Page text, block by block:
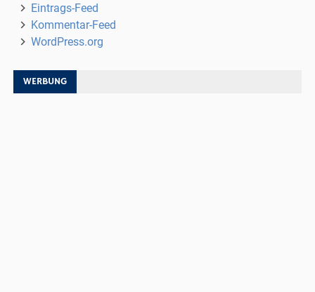
Eintrags-Feed
Kommentar-Feed
WordPress.org
WERBUNG